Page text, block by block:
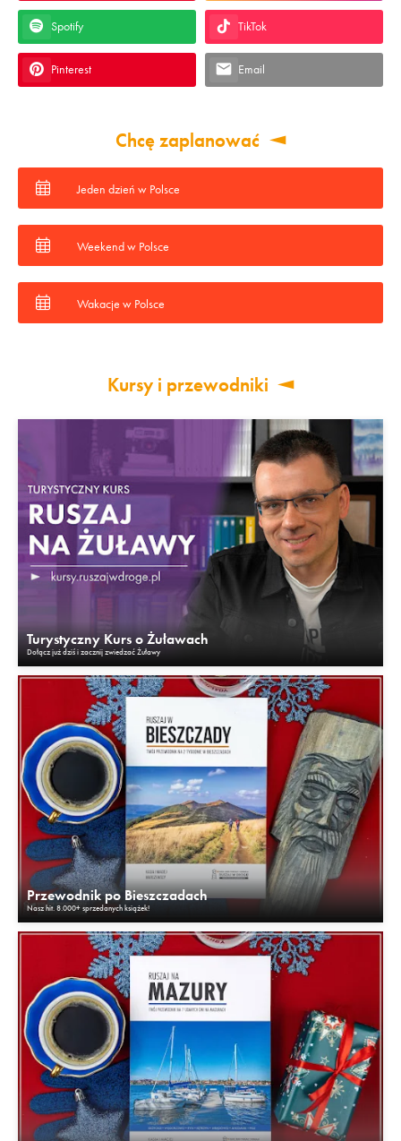
Spotify TikTok
Pinterest Email
Chcę zaplanować
Jeden dzień w Polsce
Weekend w Polsce
Wakacje w Polsce
Kursy i przewodniki
Turystyczny Kurs o Żuławach
Dołącz już dziś i zacznij zwiedzać Żuławy
Przewodnik po Bieszczadach
Nasz hit. 8.000+ sprzedanych książek!